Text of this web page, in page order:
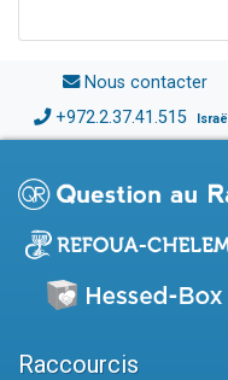
Nous contacter
+972.2.37.41.515 Israël
Raccourcis